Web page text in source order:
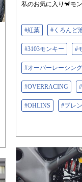
私のお気に入り🐒モ
#紅葉 #くろんど
#3103モンキー #
#オーバーレーシング
#OVERRACING
#OHLINS #ブレ